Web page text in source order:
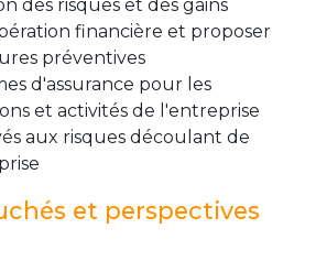
des risques et des gains
financière et proposer
préventives
d'assurance pour les
et activités de l'entreprise
aux risques découlant de
et perspectives